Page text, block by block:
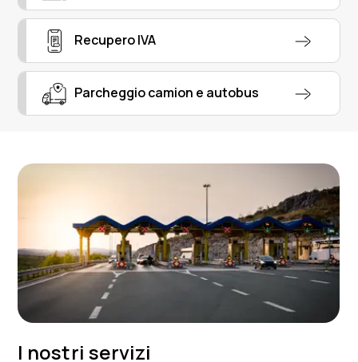
Recupero IVA
Parcheggio camion e autobus
I nostri servizi